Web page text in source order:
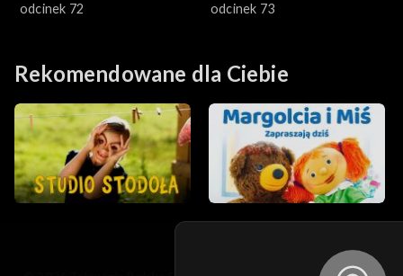
odcinek 72
odcinek 73
Rekomendowane dla Ciebie